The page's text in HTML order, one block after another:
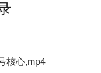
核心,mp4